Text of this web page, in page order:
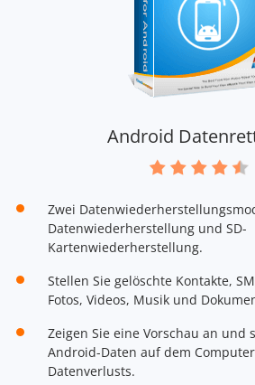
Android
Zwei
Datenwiederherstellung und SD-
Kartenwiederherstellung.
Stellen Sie gelöschte Kontakte,
Fotos, Videos, Musik und
Zeigen Sie eine Vorschau an und
Android-Daten auf dem
Datenverlusts.